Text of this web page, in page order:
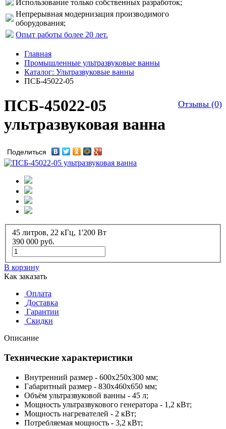
Использование только собственных разработок;
Непрерывная модернизация производимого
оборудования;
Опыт работы более 20 лет.
Главная
Промышленные ультразвуковые ванны
Каталог: Ультразвуковые ванны
ПСБ-45022-05
Отзывы (0)
ПСБ-45022-05
ультразвуковая ванна
Поделиться
45 литров, 22 кГц, 1'200 Вт
390 000 руб.
В корзину
Как заказать
Оплата
Доставка
Гарантии
Скидки
Описание
Технические характеристики
Внутренний размер - 600х250х300 мм;
Габаритный размер - 830x460x650 мм;
Объём ультразвуковой ванны - 45 л;
Мощность ультразвукового генератора - 1,2 кВт;
Мощность нагревателей - 2 кВт;
Потребляемая мощность - 3,2 кВт;